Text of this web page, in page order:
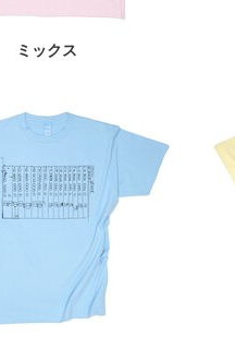
ミックス